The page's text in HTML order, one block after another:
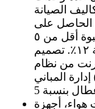
تكاليف الصيانة
الحاصل على
براءة اختراع، مع فرق في درجة حرارة العبوة أقل من ٥
درجات مئوية، وزيادة في عمر البطارية بنسبة ١٢٪. تصميم
من نظام
إدارة المباني (BMS) ونظام إدارة الطوارئ (EMS) لتقليل
أجهزة